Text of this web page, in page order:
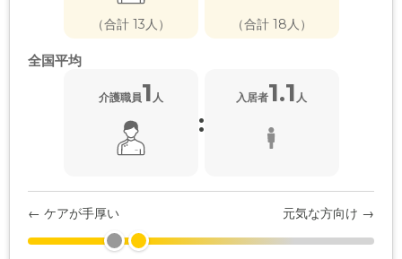
（合計 13人） （合計 18人）
全国平均
介護職員1 人
:
入居者1.1 人
← ケアが手厚い 元気な方向け →